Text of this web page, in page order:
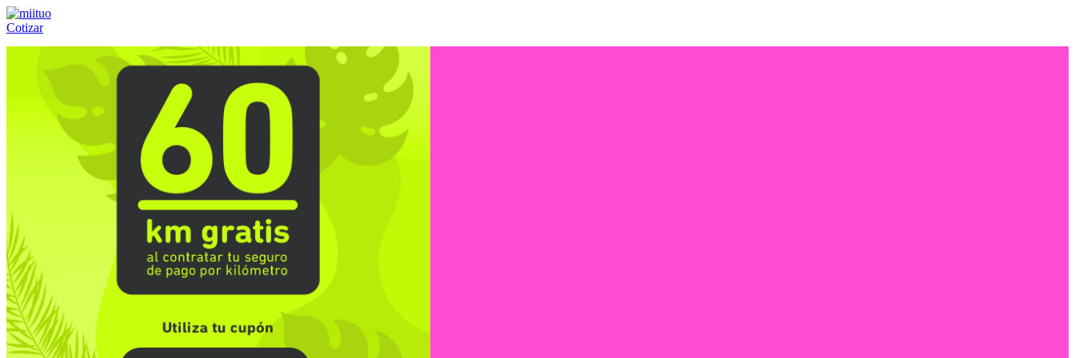
Cotizar
(55) 84-21-05-00ó800-953-00-59